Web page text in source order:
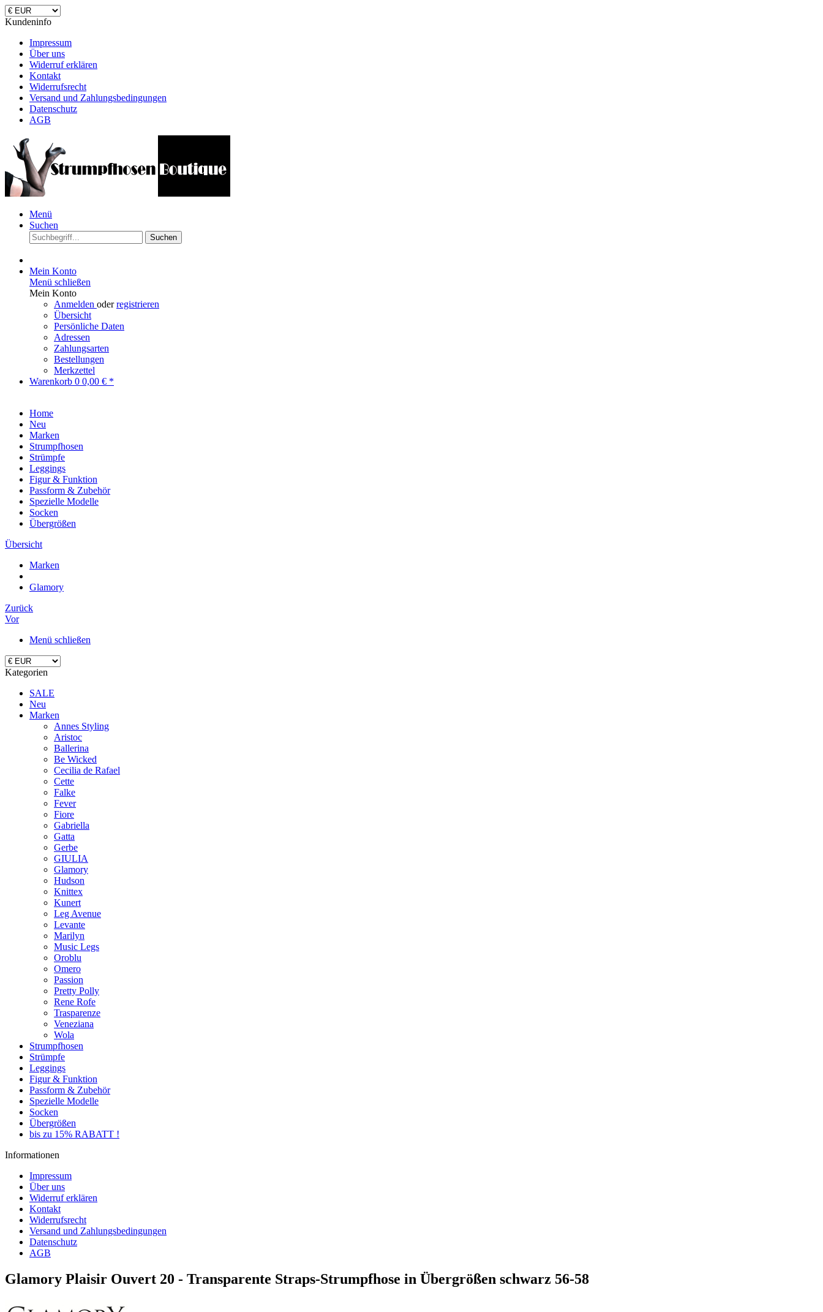
Kundeninfo
Impressum
Über uns
Widerruf erklären
Kontakt
Widerrufsrecht
Versand und Zahlungsbedingungen
Datenschutz
AGB
Menü
Suchen
Suchen
Mein Konto
Menü schließen
Mein Konto
Anmelden oderregistrieren
Übersicht
Persönliche Daten
Adressen
Zahlungsarten
Bestellungen
Merkzettel
Warenkorb 0 0,00 € *
Home
Neu
Marken
Strumpfhosen
Strümpfe
Leggings
Figur & Funktion
Passform & Zubehör
Spezielle Modelle
Socken
Übergrößen
Übersicht
Marken
Glamory
Zurück
Vor
Menü schließen
Kategorien
SALE
Neu
Marken
Annes Styling
Aristoc
Ballerina
Be Wicked
Cecilia de Rafael
Cette
Falke
Fever
Fiore
Gabriella
Gatta
Gerbe
GIULIA
Glamory
Hudson
Knittex
Kunert
Leg Avenue
Levante
Marilyn
Music Legs
Oroblu
Omero
Passion
Pretty Polly
Rene Rofe
Trasparenze
Veneziana
Wola
Strumpfhosen
Strümpfe
Leggings
Figur & Funktion
Passform & Zubehör
Spezielle Modelle
Socken
Übergrößen
bis zu 15% RABATT !
Informationen
Impressum
Über uns
Widerruf erklären
Kontakt
Widerrufsrecht
Versand und Zahlungsbedingungen
Datenschutz
AGB
Glamory Plaisir Ouvert 20 - Transparente Straps-Strumpfhose in Übergrößen schwarz 56-58